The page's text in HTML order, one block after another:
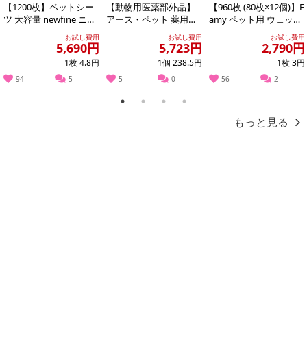
【1200枚】ペットシー
ツ 大容量 newfine ニュ
ーファイン レギュラー
お試し費用
5,690円
1枚 4.8円
94 5
【動物用医薬部外品】
アース・ペット 薬用シ
ョットオン 猫用 1本入
お試し費用
5,723円
1個 238.5円
5 0
【960枚 (80枚×12個)】F
amy ペット用 ウェット
ティッシュ ふた付...お試し費用
2,790円
1枚 3円
56 2
1 2 3 4
もっと見る